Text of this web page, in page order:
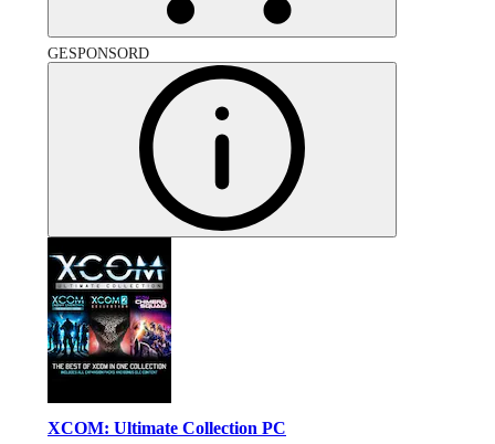
GESPONSORD
XCOM: Ultimate Collection PC